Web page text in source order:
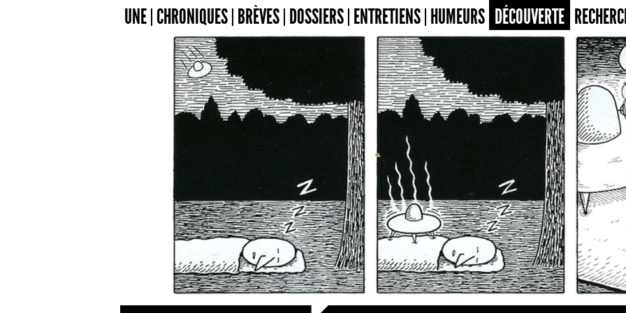
UNE CHRONIQUES BRÈVES DOSSIERS ENTRETIENS HUMEURS DÉCOUVERTE